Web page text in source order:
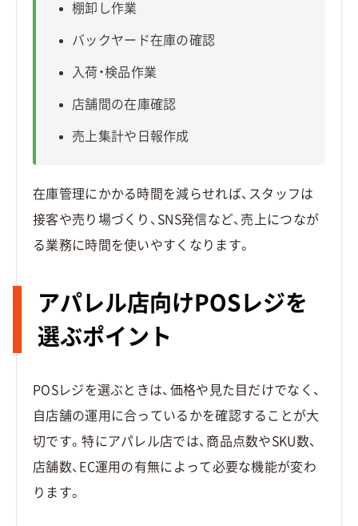
棚卸し作業
バックヤード在庫の確認
入荷・検品作業
店舗間の在庫確認
売上集計や日報作成
在庫管理にかかる時間を減らせれば、スタッフは
接客や売り場づくり、SNS発信など、売上につなが
る業務に時間を使いやすくなります。
アパレル店向けPOSレジを
選ぶポイント
POSレジを選ぶときは、価格や見た目だけでなく、
自店舗の運用に合っているかを確認することが大
切です。特にアパレル店では、商品点数やSKU数、
店舗数、EC運用の有無によって必要な機能が変わ
ります。